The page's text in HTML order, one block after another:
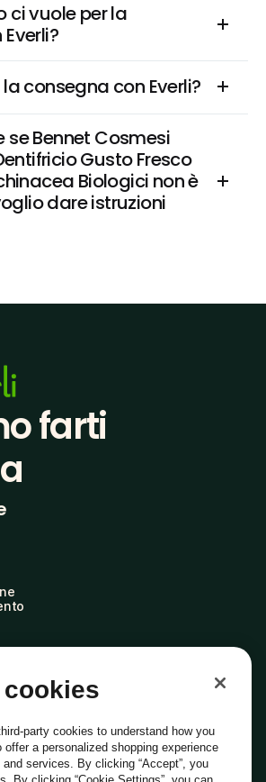
ci vuole per la
consegna con Everli?
Bennet Cosmesi
Gusto Fresco
Biologici non è
dare istruzioni
farti
cookies
party cookies to understand how you
offer a personalized shopping experience
services. By clicking “Accept”, you